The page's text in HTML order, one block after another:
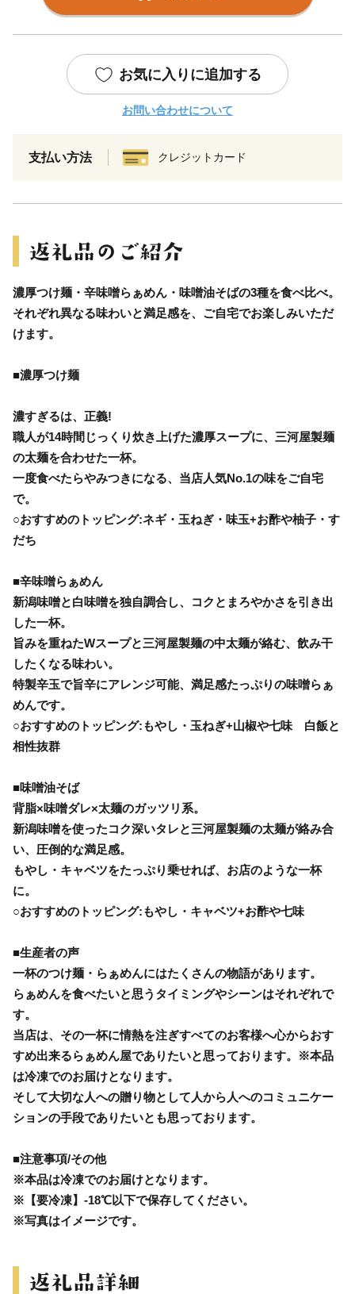
お気に入りに追加する
お問い合わせについて
支払い方法 クレジットカード
濃厚つけ麺・辛味噌らぁめん・味噌油そばの3種を食べ比べ。
それぞれ異なる味わいと満足感を、ご自宅でお楽しみいただ
けます。
■濃厚つけ麺
濃すぎるは、正義!
職人が14時間じっくり炊き上げた濃厚スープに、三河屋製麺
の太麺を合わせた一杯。
一度食べたらやみつきになる、当店人気No.1の味をご自宅
で。
○おすすめのトッピング:ネギ・玉ねぎ・味玉+お酢や柚子・す
だち
■辛味噌らぁめん
新潟味噌と白味噌を独自調合し、コクとまろやかさを引き出
した一杯。
旨みを重ねたWスープと三河屋製麺の中太麺が絡む、飲み干
したくなる味わい。
特製辛玉で旨辛にアレンジ可能、満足感たっぷりの味噌らぁ
めんです。
○おすすめのトッピング:もやし・玉ねぎ+山椒や七味 白飯と
相性抜群
■味噌油そば
背脂×味噌ダレ×太麺のガッツリ系。
新潟味噌を使ったコク深いタレと三河屋製麺の太麺が絡み合
い、圧倒的な満足感。
もやし・キャベツをたっぷり乗せれば、お店のような一杯
に。
○おすすめのトッピング:もやし・キャベツ+お酢や七味
■生産者の声
一杯のつけ麺・らぁめんにはたくさんの物語があります。
らぁめんを食べたいと思うタイミングやシーンはそれぞれで
す。
当店は、その一杯に情熱を注ぎすべてのお客様へ心からおす
すめ出来るらぁめん屋でありたいと思っております。※本品
は冷凍でのお届けとなります。
そして大切な人への贈り物として人から人へのコミュニケー
ションの手段でありたいとも思っております。
■注意事項/その他
※本品は冷凍でのお届けとなります。
※【要冷凍】-18℃以下で保存してください。
※写真はイメージです。